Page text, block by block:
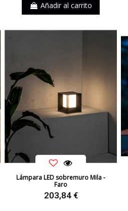
Añadir al carrito
Lámpara LED sobremuro Mila -
Faro
203,84 €